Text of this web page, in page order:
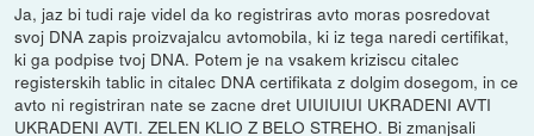
Ja, jaz bi tudi raje videl da ko registriras avto moras posredovat
svoj DNA zapis proizvajalcu avtomobila, ki iz tega naredi certifikat,
ki ga podpise tvoj DNA. Potem je na vsakem kriziscu citalec
registerskih tablic in citalec DNA certifikata z dolgim dosegom, in ce
avto ni registriran nate se zacne dret UIUIUIUI UKRADENI AVTI
UKRADENI AVTI. ZELEN KLIO Z BELO STREHO. Bi zmanjsali